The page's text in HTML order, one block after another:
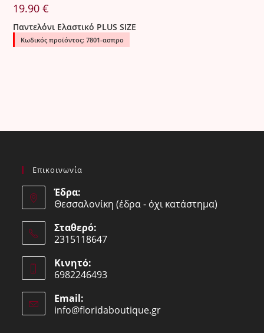
19.90€
Παντελόνι Ελαστικό PLUS SIZE
Κωδικός προϊόντος: 7801-ασπρο
Επικοινωνία
Έδρα:
Θεσσαλονίκη (έδρα - όχι κατάστημα)
Σταθερό:
2315118647
in
your
application
Κινητό:
6982246493
in
your
Email:
info@floridaboutique.grOpens